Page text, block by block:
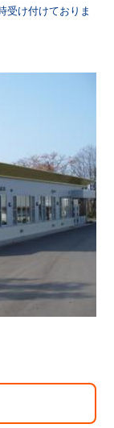
受け付けておりま